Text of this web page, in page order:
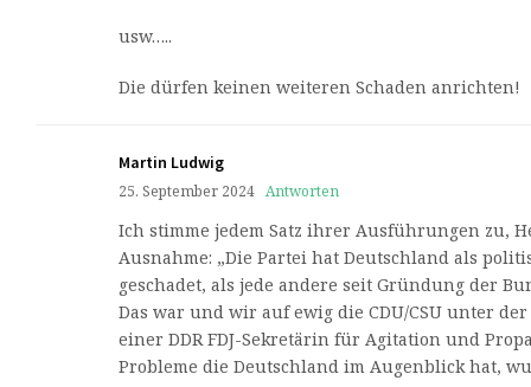
usw…..
Die dürfen keinen weiteren Schaden anrichten!
Martin Ludwig
25. September 2024 Antworten
Ich stimme jedem Satz ihrer Ausführungen zu,
Ausnahme: „Die Partei hat Deutschland als
geschadet, als jede andere seit Gründung der
Das war und wir auf ewig die CDU/CSU unter
einer DDR FDJ-Sekretärin für Agitation und
Probleme die Deutschland im Augenblick hat,